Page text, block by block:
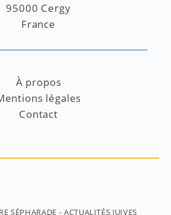
95000 Cergy
France
À propos
légales
Contact
SÉPHARADE - ACTUALITÉS JUIVES